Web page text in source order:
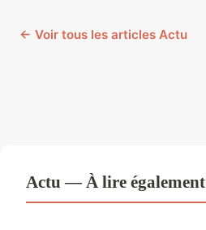
← Voir tous les articles Actu
Actu — À lire également